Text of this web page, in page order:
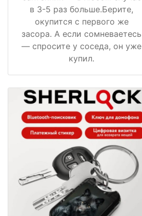
в 3-5 раз больше.Берите,
окупится с первого же
засора. А если сомневаетесь
— спросите у соседа, он уже
купил.